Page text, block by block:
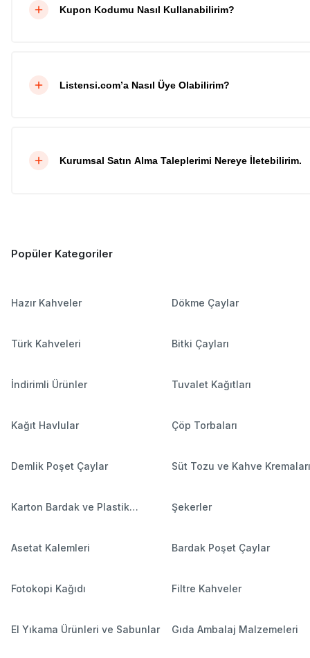
Kupon Kodumu Nasıl Kullanabilirim?
Listensi.com’a Nasıl Üye Olabilirim?
Kurumsal Satın Alma Taleplerimi Nereye İletebilirim.
Popüler Kategoriler
Hazır Kahveler Dökme Çaylar
Türk Kahveleri Bitki Çayları
İndirimli Ürünler Tuvalet Kağıtları
Kağıt Havlular Çöp Torbaları
Demlik Poşet Çaylar Süt Tozu ve Kahve Kremaları
Karton Bardak ve Plastik
Şekerler
Asetat Kalemleri Bardak Poşet Çaylar
Fotokopi Kağıdı Filtre Kahveler
El Yıkama Ürünleri ve Sabunlar Gıda Ambalaj Malzemeleri